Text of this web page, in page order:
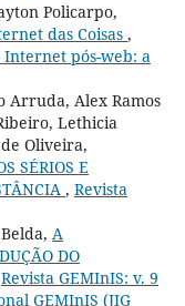
Policarpo,
das Coisas ,
Internet pós-web: a
Arruda, Alex Ramos
Lethicia
Oliveira,
SÉRIOS E
, Revista
A
DO
Revista GEMInIS: v. 9
GEMInIS (JIG